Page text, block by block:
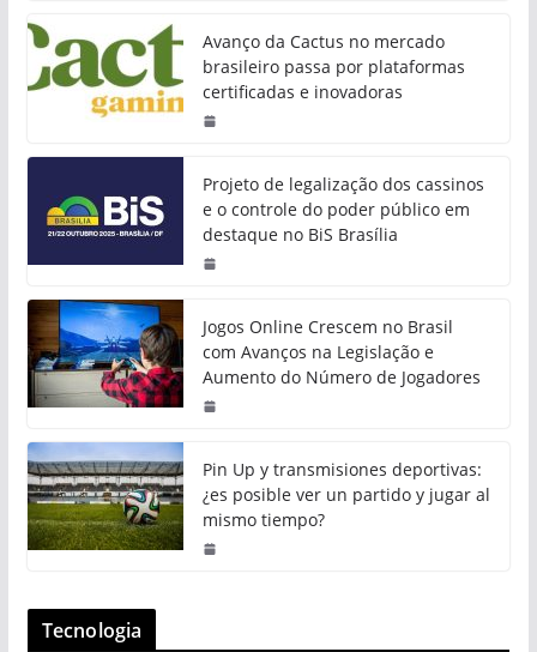
Avanço da Cactus no mercado
brasileiro passa por plataformas
certificadas e inovadoras
Projeto de legalização dos cassinos
e o controle do poder público em
destaque no BiS Brasília
Jogos Online Crescem no Brasil
com Avanços na Legislação e
Aumento do Número de Jogadores
Pin Up y transmisiones deportivas:
¿es posible ver un partido y jugar al
mismo tiempo?
Tecnologia